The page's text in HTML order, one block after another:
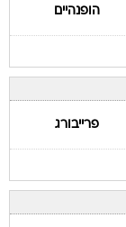
הופנהיים
פרייבורג